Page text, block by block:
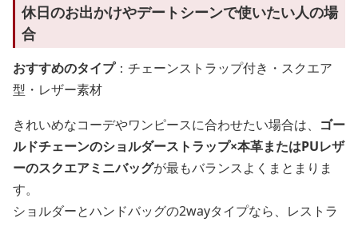
休日のお出かけやデートシーンで使いたい人の場
合
おすすめのタイプ：チェーンストラップ付き・スクエア
型・レザー素材
きれいめなコーデやワンピースに合わせたい場合は、 ゴー
ルドチェーンのショルダーストラップ×本革またはPUレザ
ーのスクエアミニバッグが最もバランスよくまとまりま
す。
ショルダーとハンドバッグの2wayタイプなら、レストラ